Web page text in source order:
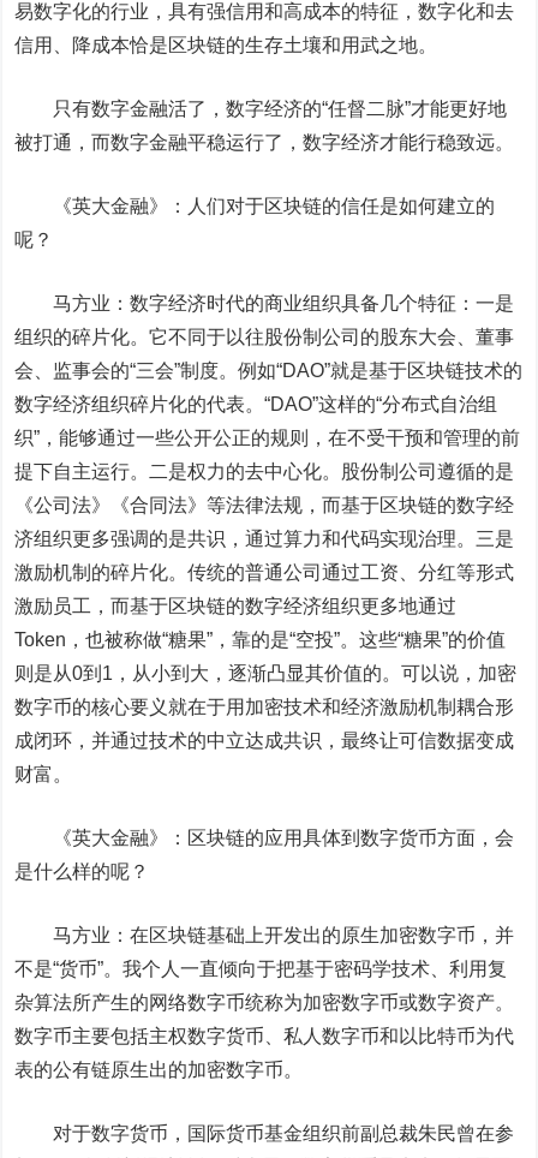
易数字化的行业，具有强信用和高成本的特征，数字化和去
信用、降成本恰是区块链的生存土壤和用武之地。
只有数字金融活了，数字经济的“任督二脉”才能更好地
被打通，而数字金融平稳运行了，数字经济才能行稳致远。
《英大金融》：
人们对于区块链的信任是如何建立的
呢？
马方业：数字经济时代的商业组织具备几个特征：一是
组织的碎片化。它不同于以往股份制公司的股东大会、董事
会、监事会的“三会”制度。例如“DAO”就是基于区块链技术的
数字经济组织碎片化的代表。“DAO”这样的“分布式自治组
织”，能够通过一些公开公正的规则，在不受干预和管理的前
提下自主运行。二是权力的去中心化。股份制公司遵循的是
《公司法》《合同法》等法律法规，而基于区块链的数字经
济组织更多强调的是共识，通过算力和代码实现治理。三是
激励机制的碎片化。传统的普通公司通过工资、分红等形式
激励员工，而基于区块链的数字经济组织更多地通过
Token，也被称做“糖果”，靠的是“空投”。这些“糖果”的价值
则是从0到1，从小到大，逐渐凸显其价值的。可以说，加密
数字币的核心要义就在于用加密技术和经济激励机制耦合形
成闭环，并通过技术的中立达成共识，最终让可信数据变成
财富。
《英大金融》： 区块链的应用具体到数字货币方面，会
是什么样的呢？
马方业：在区块链基础上开发出的原生加密数字币，并
不是“货币”。我个人一直倾向于把基于密码学技术、利用复
杂算法所产生的网络数字币统称为加密数字币或数字资产。
数字币主要包括主权数字货币、私人数字币和以比特币为代
表的公有链原生出的加密数字币。
对于数字货币，国际货币基金组织前副总裁朱民曾在参